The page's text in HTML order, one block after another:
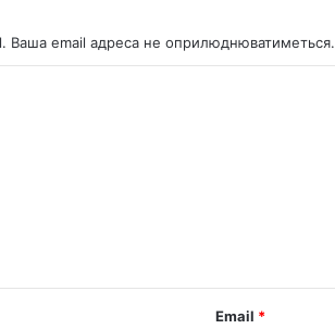
Ваша email адреса не оприлюднюватиметься.
Email *